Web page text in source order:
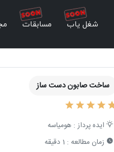
شغل یاب مسابقات
ساخت صابون دست ساز
ایده پرداز : هومیاسه
زمان مطالعه : 1 دقیقه